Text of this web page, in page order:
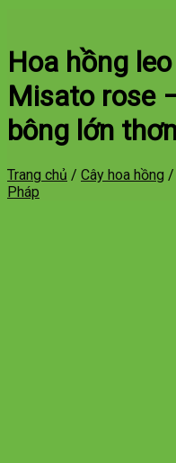
Hoa hồng
Misato rose
bông lớn
Trang chủ / Cây hoa hồng /
Pháp